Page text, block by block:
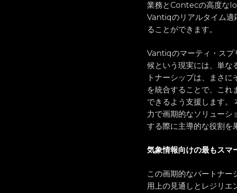
業務とContecの高度な
Vantiqのリアルタイム適
ることができます。
Vantiqのマーティ・スプ
候という現実には、単な
トナーシップは、まさ
を統合することで、これ
できるよう支援します。
力で画期的なソリューシ
する際に主導的な役割を
気象情報向けの最もスマ
この画期的なパートナー
用上の見通しとレジリ